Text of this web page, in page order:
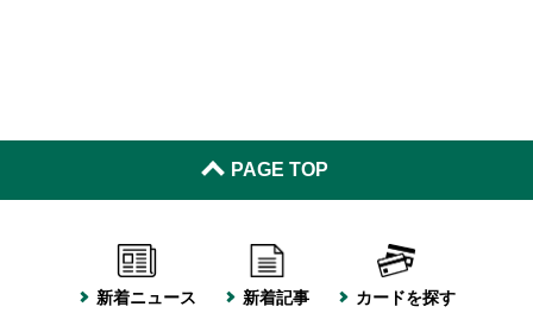
PAGE TOP
新着ニュース 新着記事 カードを探す